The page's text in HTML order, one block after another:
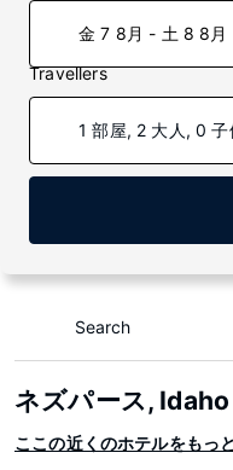
金 7 8月 - 土 8 8月
Travellers
1 部屋, 2 大人, 0 子
Search
ネズパース,
ここの近くのホテルをもっ